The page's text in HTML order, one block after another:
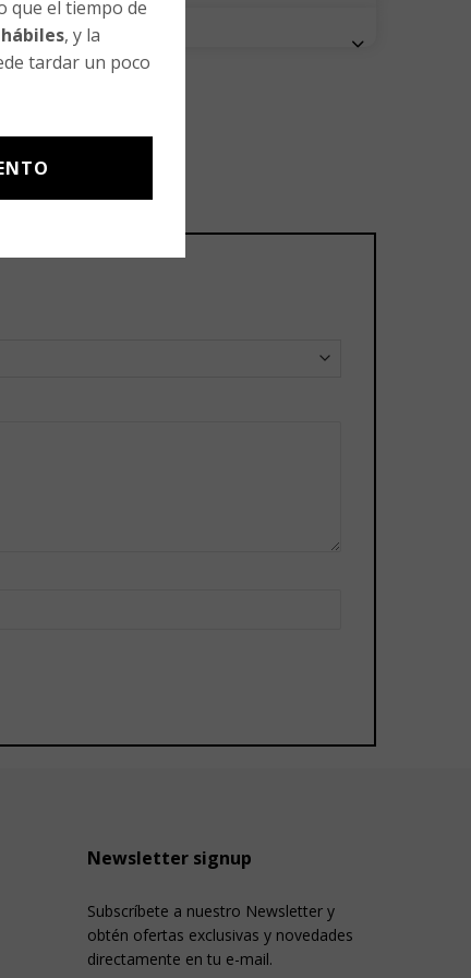
Newsletter signup
Subscríbete a nuestro Newsletter y
obtén ofertas exclusivas y novedades
directamente en tu e-mail.
que el tiempo de
, y la
tardar un poco